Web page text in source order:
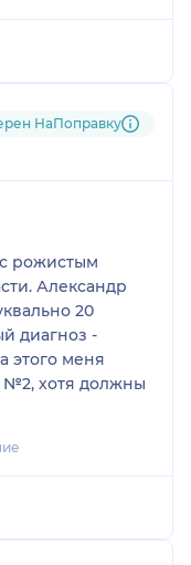
НаПоправку
рожистым
Александр
20
диагноз -
этого меня
№2, хотя должны
я был
диагноза.
Не